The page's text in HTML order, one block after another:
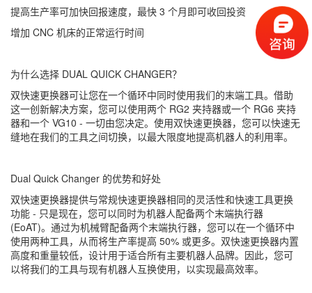
提高生产率可加快回报速度，最快 3 个月即可收回投资
增加 CNC 机床的正常运行时间
为什么选择 DUAL QUICK CHANGER？
双快速更换器可让您在一个循环中同时使用我们的末端工具。借助
这一创新解决方案，您可以使用两个 RG2 夹持器或一个 RG6 夹持
器和一个 VG10 - 一切由您决定。使用双快速更换器，您可以快速无
缝地在我们的工具之间切换，以最大限度地提高机器人的利用率。
Dual Quick Changer 的优势和好处
双快速更换器提供与常规快速更换器相同的灵活性和快速工具更换
功能 - 只是现在，您可以同时为机器人配备两个末端执行器
(EoAT)。通过为机械臂配备两个末端执行器，您可以在一个循环中
使用两种工具，从而将生产率提高 50% 或更多。双快速更换器内置
高度和重量较低，设计用于适合所有主要机器人品牌。因此，您可
以将我们的工具与现有机器人互换使用，以实现最高效率。